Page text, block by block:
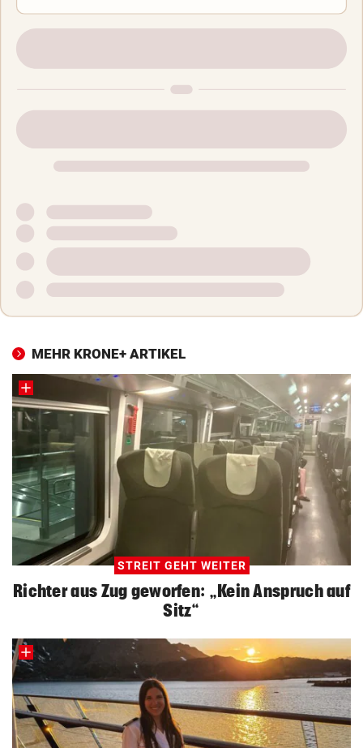
MEHR KRONE+ ARTIKEL
STREIT GEHT WEITER
Richter aus Zug geworfen: „Kein Anspruch auf
Sitz“